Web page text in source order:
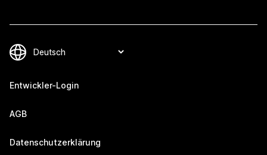
Entwickler-Login
AGB
Datenschutzerklärung